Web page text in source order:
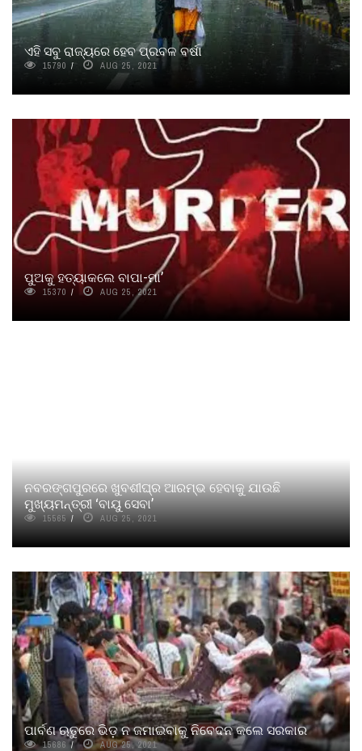
ଏହି ସବୁ ରାଜ୍ୟରେ ହେବ ପ୍ରବଳ ବର୍ଷା
15790 AUG 25, 2021
ପୁଅକୁ ହତ୍ୟାକଲେ ବାପା-ମା’
15370 AUG 25, 2021
ନବରଙ୍ଗପୁରରେ ଖୁବଶୀଘ୍ର ଆରମ୍ଭ ହେବାକୁ ଯାଉଛି
ମୁଖ୍ୟମନ୍ତ୍ରୀ ‘ବାୟୁ ସେବା’
15565 AUG 25, 2021
ପାର୍ବଣ ଋତୁରେ ଭିଡ଼ ନ ଜମାଇବାକୁ ନିବେଦନ କଲେ ସରକାର
15686 AUG 25, 2021